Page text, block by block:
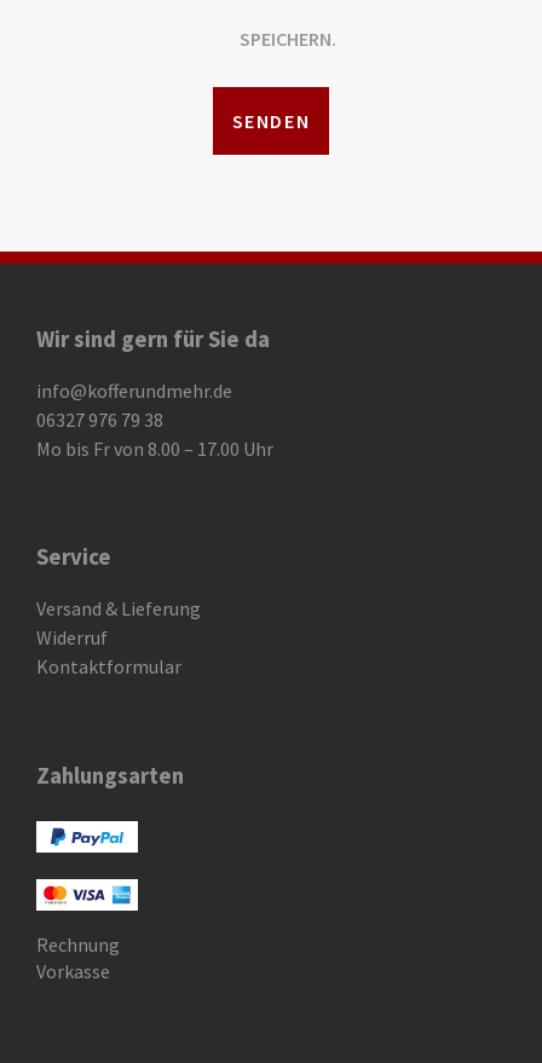
SPEICHERN.
Wir sind gern für Sie da
info@kofferundmehr.de
06327 976 79 38
Mo bis Fr von 8.00 – 17.00 Uhr
Service
Versand & Lieferung
Widerruf
Kontaktformular
Zahlungsarten
Rechnung
Vorkasse